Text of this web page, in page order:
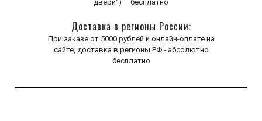
двери") – бесплатно
Доставка в регионы России:
При заказе от 5000 рублей и онлайн-оплате на
сайте, доставка в регионы РФ - абсолютно
бесплатно